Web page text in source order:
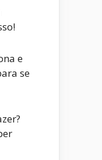
e
se